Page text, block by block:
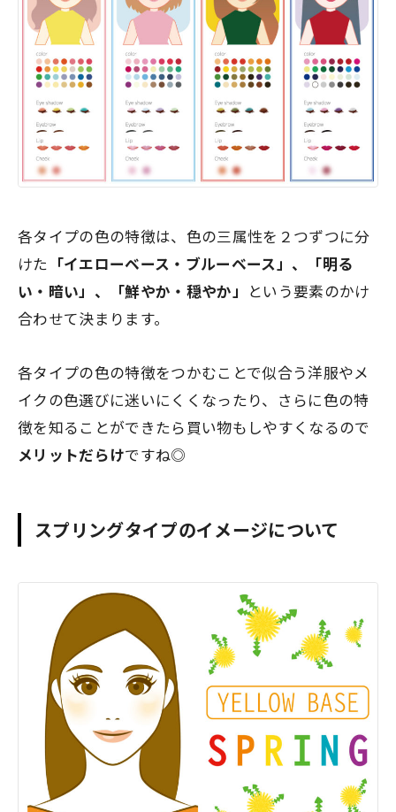
各タイプの色の特徴は、色の三属性を２つずつに分
けた 「イエローベース・ブルーベース」、「明る
い・暗い」、「鮮やか・穏やか」 という要素のかけ
合わせて決まります。
各タイプの色の特徴をつかむことで似合う洋服やメ
イクの色選びに迷いにくくなったり、さらに色の特
徴を知ることができたら買い物もしやすくなるので
メリットだらけですね◎
スプリングタイプのイメージについて